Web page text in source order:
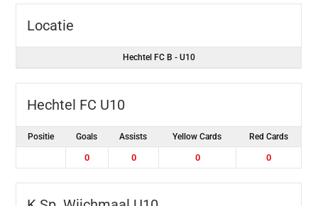
Locatie
Hechtel FC B - U10
Hechtel FC U10
Positie Goals Assists Yellow Cards Red Cards
0 0 0 0